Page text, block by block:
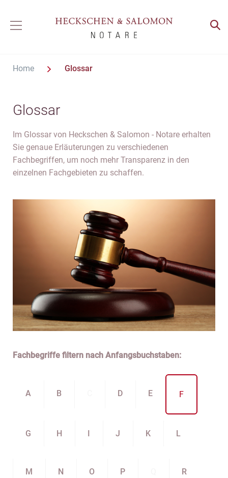
Home Glossar
Glossar
Im Glossar von Heckschen & Salomon - Notare erhalten
Sie genaue Erläuterungen zu verschiedenen
Fachbegriffen, um noch mehr Transparenz in den
einzelnen Fachgebieten zu schaffen.
Fachbegriffe filtern nach Anfangsbuchstaben:
A B D E F
G H J K L
M N O P R